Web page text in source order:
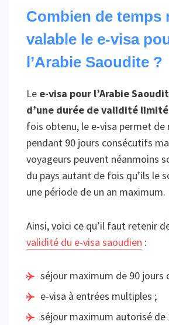
Combien de temps
valable le e-visa
l’Arabie Saoudite ?
Le e-visa pour l’Arabie
d’une durée de validité
fois obtenu, le e-visa permet de
pendant 90 jours consécutifs
voyageurs peuvent néanmoins
du pays autant de fois qu’ils le
une période de un an maximum.
Ainsi, voici ce qu’il faut retenir
validité du e-visa saoudien :
séjour maximum de 90 jours
e-visa à entrées multiples ;
séjour maximum autorisé de